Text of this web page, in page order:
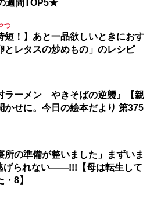
週間TOP5★
つ
短！】あと一品欲しいときにおす
とレタスの炒めもの」のレシピ
ラーメン やきそばの逆襲』【親
かせに。今日の絵本だより 第375
所の準備が整いました」まずいま
げられない――!!!【母は転生して
・8】